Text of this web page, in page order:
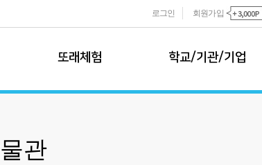
로그인 회원가입
또래체험 학교/기관/기업
램 관